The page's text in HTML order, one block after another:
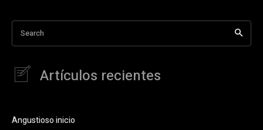
Search
Artículos recientes
Angustioso inicio